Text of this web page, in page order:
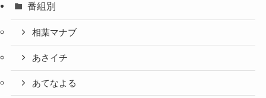
番組別
相葉マナブ
あさイチ
あてなよる